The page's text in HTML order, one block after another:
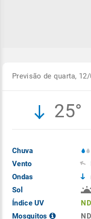
Previsão de quarta, 12/
25°
Chuva
Vento
Ondas
Sol
Índice UV
Mosquitos
ND
ND